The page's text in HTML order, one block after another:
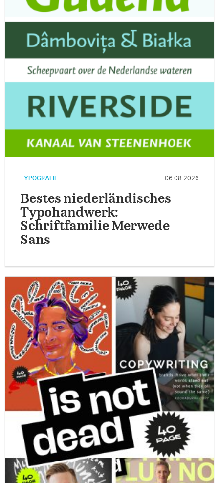
TYPOGRAFIE 06.08.2026
Bestes niederländisches
Typohandwerk:
Schriftfamilie Merwede
Sans